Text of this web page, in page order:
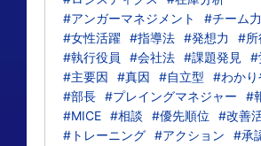
#アンガーマネジメント
#チーム力
#女性活躍 #指導法 #発想力
#所
#執行役員
#会社法 #課題発見
#
#主要因
#真因 #自立型
#わかり
#部長 #プレイングマネジャー #
#MICE #相談 #優先順位
#改善
#トレーニング #アクション #承